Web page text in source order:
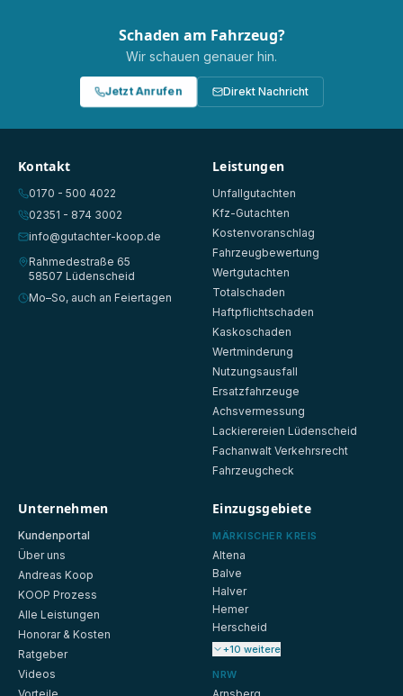
Schaden am Fahrzeug?
Wir schauen genauer hin.
Jetzt Anrufen Direkt Nachricht
Kontakt
0170 - 500 4022
02351 - 874 3002
info@gutachter-koop.de
Rahmedestraße 65
58507 Lüdenscheid
Mo–So, auch an Feiertagen
Leistungen
Unfallgutachten
Kfz-Gutachten
Kostenvoranschlag
Fahrzeugbewertung
Wertgutachten
Totalschaden
Haftpflichtschaden
Kaskoschaden
Wertminderung
Nutzungsausfall
Ersatzfahrzeuge
Achsvermessung
Lackierereien Lüdenscheid
Fachanwalt Verkehrsrecht
Fahrzeugcheck
Unternehmen
Kundenportal
Über uns
Andreas Koop
KOOP Prozess
Alle Leistungen
Honorar & Kosten
Ratgeber
Videos
Einzugsgebiete
MÄRKISCHER KREIS
Altena
Balve
Halver
Hemer
Herscheid
+10 weitere
NRW